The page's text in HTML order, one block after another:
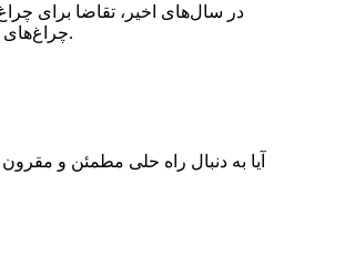
در سال‌های اخیر، تقاضا برای
چراغ‌های خورشیدی همچنان در حال گسترش است و تولیدکنندگان چینی به انتخابی محبوب برای کسانی تبدیل شده‌اند که به دنبال چراغ‌های خورشیدی هستند.
آیا به دنبال راه حلی مطمئن و